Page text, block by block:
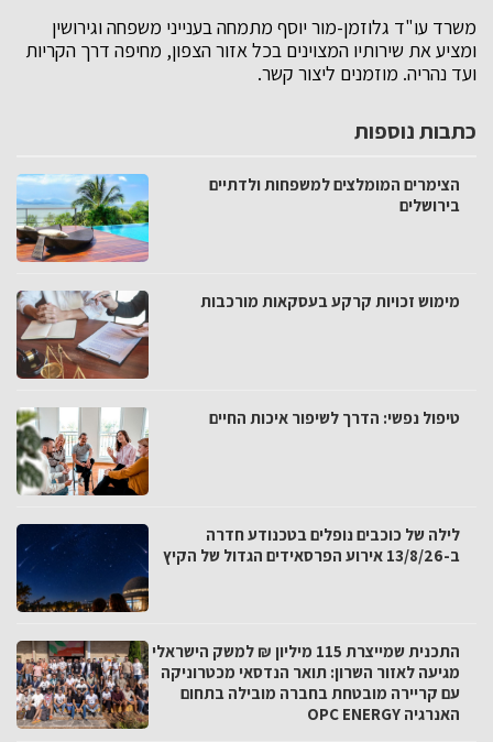
משרד עו"ד גלוזמן-מור יוסף מתמחה בענייני משפחה וגירושין
ומציע את שירותיו המצוינים בכל אזור הצפון, מחיפה דרך הקריות
ועד נהריה. מוזמנים ליצור קשר.
כתבות נוספות
הצימרים המומלצים למשפחות ולדתיים
בירושלים
מימוש זכויות קרקע בעסקאות מורכבות
טיפול נפשי: הדרך לשיפור איכות החיים
לילה של כוכבים נופלים בטכנודע חדרה
ב-13/8/26 אירוע הפרסאידים הגדול של הקיץ
התכנית שמייצרת 115 מיליון ₪ למשק הישראלי
מגיעה לאזור השרון: תואר הנדסאי מכטרוניקה
עם קריירה מובטחת בחברה מובילה בתחום
האנרגיה OPC ENERGY